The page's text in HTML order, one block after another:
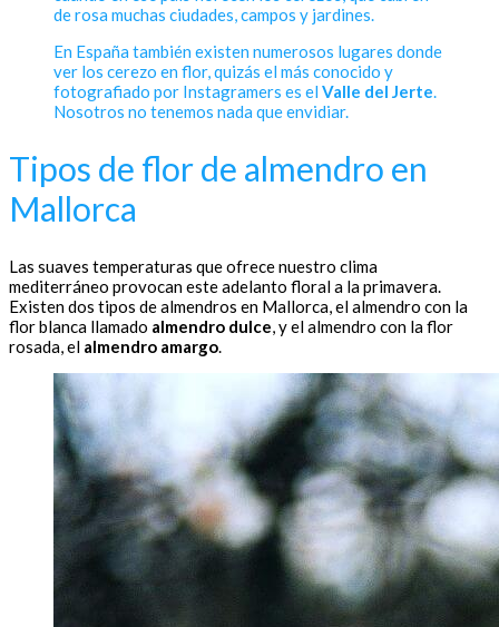
de rosa muchas ciudades, campos y jardines.
En España también existen numerosos lugares donde
ver los cerezo en flor, quizás el más conocido y
fotografiado por Instagramers es el Valle del Jerte
Nosotros no tenemos nada que envidiar.
Tipos de flor de almendro en
Mallorca
Las suaves temperaturas que ofrece nuestro clima
mediterráneo provocan este adelanto floral a la primavera.
Existen dos tipos de almendros en Mallorca, el almendro con la
flor blanca llamado almendro dulce, y el almendro con la flor
rosada, el almendro amargo.